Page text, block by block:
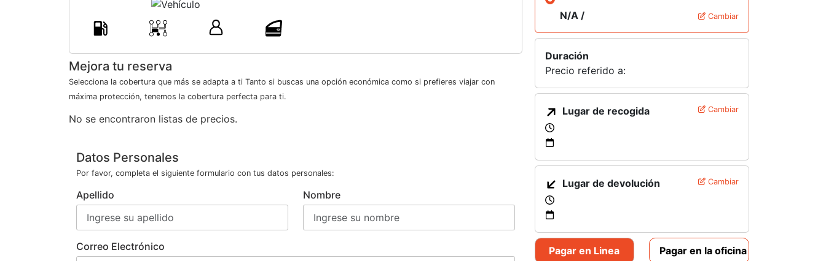
Mejora tu reserva
Selecciona la cobertura que más se adapta a ti Tanto si buscas una opción económica como si prefieres viajar con
máxima protección, tenemos la cobertura perfecta para ti.
No se encontraron listas de precios.
Datos Personales
Por favor, completa el siguiente formulario con tus datos personales:
Apellido Nombre
Correo Electrónico
N/A / Cambiar
Duración
Precio referido a:
Lugar de recogida Cambiar
Lugar de devolución Cambiar
Pagar en Linea Pagar en la oficina